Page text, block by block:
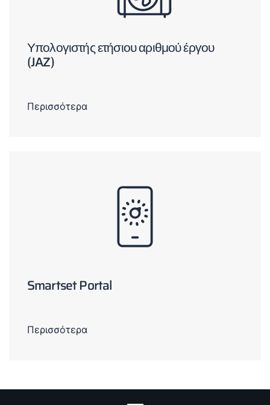
Υπολογιστής ετήσιου αριθμού έργου
(JAZ)
Περισσότερα
Smartset Portal
Περισσότερα